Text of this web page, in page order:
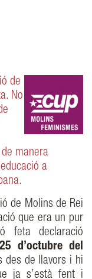
de
No
manera
a
de Molins de Rei
que era un pur
feta declaració
d’octubre del
des de llavors i hi
ja s’està fent i